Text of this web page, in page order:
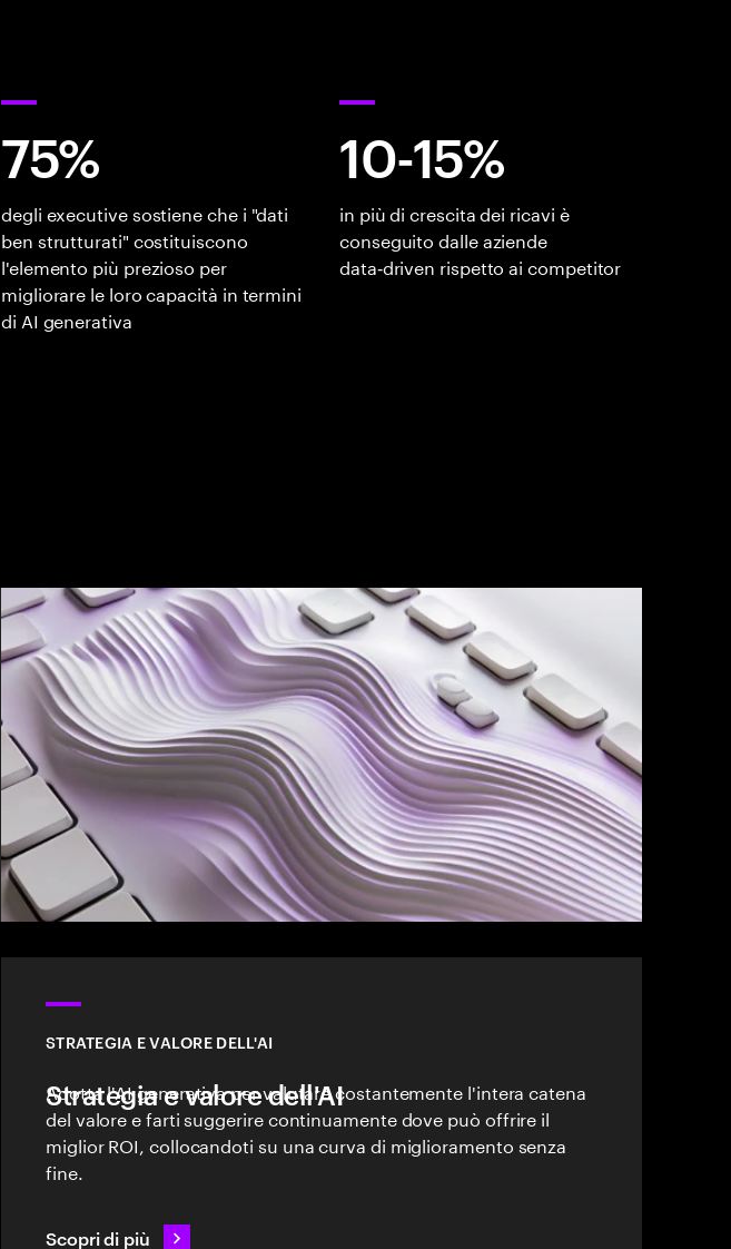
75%
degli executive sostiene che i "dati
ben strutturati" costituiscono
l'elemento più prezioso per
migliorare le loro capacità in termini
di AI generativa
10-15%
in più di crescita dei ricavi è
conseguito dalle aziende
data‑driven rispetto ai competitor
STRATEGIA E VALORE DELL'AI
Strategia e valore dell'AI
Adotta l'AI generativa per valutare costantemente l'intera catena
del valore e farti suggerire continuamente dove può offrire il
miglior ROI, collocandoti su una curva di miglioramento senza
fine.
Scopri di più